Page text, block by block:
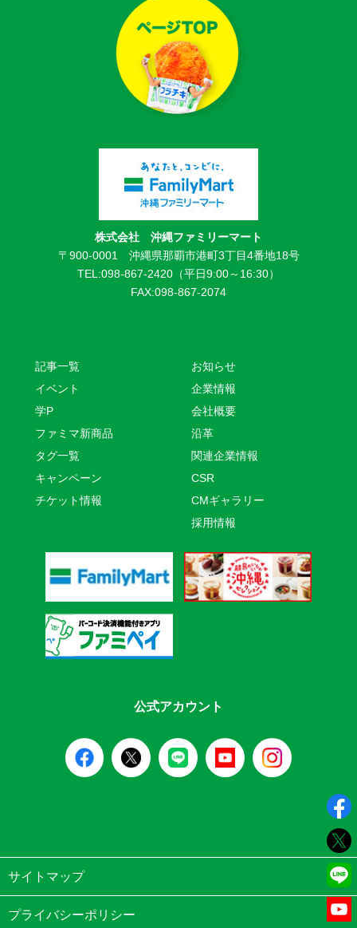
株式会社 沖縄ファミリーマート
〒900-0001 沖縄県那覇市港町3丁目4番地18号
TEL:098-867-2420（平日9:00～16:30）
FAX:098-867-2074
記事一覧
イベント
学P
ファミマ新商品
タグ一覧
キャンペーン
チケット情報
お知らせ
企業情報
会社概要
沿革
関連企業情報
CSR
CMギャラリー
採用情報
公式アカウント
サイトマップ
プライバシーポリシー